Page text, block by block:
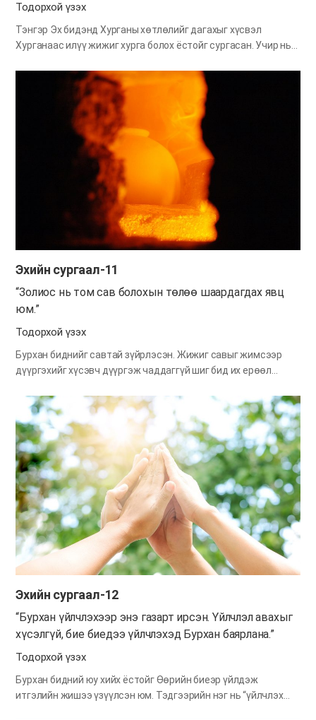
Тодорхой үзэх
Тэнгэр Эх бидэнд Хурганы хөтлөлийг дагахыг хүсвэл
Хурганаас илүү жижиг хурга болох ёстойг сургасан. Учир нь
хөтлөлийг хэрхэвч дагахгүй. Хурганаас “том” байх юм бол
Хурганы хөтлөл өөрийнх нь бодолтой нийцэх үед түр зуур
Хургыг дагахчаан аяндана. Харин Хурганы хөтлөл өөрийнх
нь бодолтой нийцэхгүй бол шууд л өөрийн бодлоор явна. Бид
өөрийн бодлоо хаяж Хурганы хөтлөлийг дагая гэвэл
Хурганаас илүү жижиг хурга болох ёстой. Бид Хурга буюу
Бурханы хөтлөлийг дагаад мөнхийн тэнгэрийн хаанчлалд
орохын тулд өөрийгөө Бурханаас жижиг болгох ёстой.
Өөрөөр хэлбэл өөрийнхөө бодлыг хаяж зөвхөн Бурханы
үгийг л туйлын үнэнд үзэж дуулгавартай дагах ёстой юм.
Итгэлийн амьдралаар амьдрахад Бурхан яагаад сайн замаар
биш тийм бэрх замаар газарчилж байгааг ойлгохгүй үе
бидэнд хааяа бий.…
Эхийн сургаал-11
“Золиос нь том сав болохын төлөө шаардагдах явц
юм.”
Тодорхой үзэх
Бурхан биднийг савтай зүйрлэсэн. Жижиг савыг жимсээр
дүүргэхийг хүсэвч дүүргэж чаддаггүй шиг бид их ерөөл
жижиг бол тэдгээр ерөөлийг яагаад ч авч чадахгүй. Олон
сүнсийг харж хандан хайрлаж чадах сэтгэлийн том савтай
болох үед л Ариун Сүнсний асар их ерөөл авах боломжтой
гэсэн үг. Гэвч сэтгэлийн саваа томосгоход элдэв зовлон,
цэвэршүүлэлтийн явц шаардагдана. Яагаад гэвэл олон сүнс
хайрлан халамжлахад төдий чинээ өөрийгөө золиослох
хэрэг гарна. Сионд олон итгэгч бий. Итгэлийн амьдралаа
дөнгөж эхлүүлж байгаа, бүх зүйлд нь нэг бүрчлэн анхаарал
халамж шаардагдах итгэгч ч бий. Өөрчлөгдөөгүй, ширүүн
дориун ааш авиртай итгэгч ч бий. Янз бүрийн байр байдалтай
итгэгчдийг хайрлаж халамжлан, итгэлийн зөв замаар
газарчилъя гэхэд золиос хэрэгтэй. Тиймээс бид үнэхээр л
том…
Эхийн сургаал-12
“Бурхан үйлчлэхээр энэ газарт ирсэн. Үйлчлэл авахыг
хүсэлгүй, бие биедээ үйлчлэхэд Бурхан баярлана.”
Тодорхой үзэх
Бурхан бидний юу хийх ёстойг Өөрийн биеэр үйлдэж
итгэлийн жишээ үзүүлсэн юм. Тэдгээрийн нэг нь “үйлчлэх